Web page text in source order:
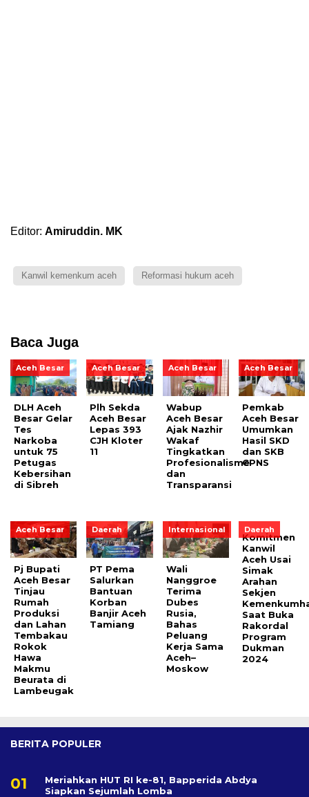
Editor: Amiruddin. MK
Kanwil kemenkum aceh Reformasi hukum aceh
Baca Juga
Aceh Besar
DLH Aceh
Besar Gelar
Tes
Narkoba
untuk 75
Petugas
Kebersihan
di Sibreh
Aceh Besar
Plh Sekda
Aceh Besar
Lepas 393
CJH Kloter
11
Aceh Besar
Wabup
Aceh Besar
Ajak Nazhir
Wakaf
Tingkatkan
Profesionalisme
dan
Transparansi
Aceh Besar
Pemkab
Aceh Besar
Umumkan
Hasil SKD
dan SKB
CPNS
Aceh Besar
Pj Bupati
Aceh Besar
Tinjau
Rumah
Produksi
dan Lahan
Tembakau
Rokok
Hawa
Makmu
Beurata di
Lambeugak
Daerah
PT Pema
Salurkan
Bantuan
Korban
Banjir Aceh
Tamiang
Internasional
Wali
Nanggroe
Terima
Dubes
Rusia,
Bahas
Peluang
Kerja Sama
Aceh–
Moskow
Daerah
Komitmen
Kanwil
Aceh Usai
Simak
Arahan
Sekjen
Saat Buka
Rakordal
Program
Dukman
2024
BERITA POPULER
Meriahkan HUT RI ke-81, Bapperida Abdya
Siapkan Sejumlah Lomba